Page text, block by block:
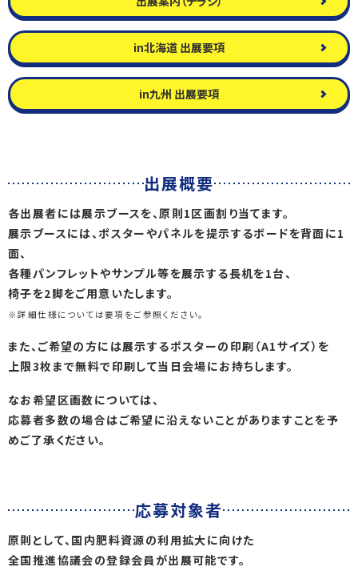
in北海道 出展要項
in九州 出展要項
出展概要
各出展者には展示ブースを、原則1区画割り当てます。
展示ブースには、ポスターやパネルを提示するボードを背面に1
面、
各種パンフレットやサンプル等を展示する長机を1台、
椅子を2脚をご用意いたします。
※詳細仕様については要項をご参照ください。
また、ご希望の方には展示するポスターの印刷（A1サイズ）を
上限3枚まで無料で印刷して当日会場にお持ちします。
なお希望区画数については、
応募者多数の場合はご希望に沿えないことがありますことを予
めご了承ください。
応募対象者
原則として、国内肥料資源の利用拡大に向けた
全国推進協議会の登録会員が出展可能です。